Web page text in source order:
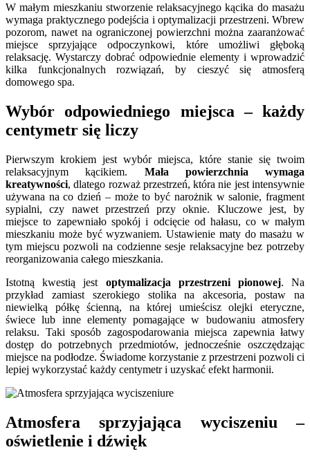
relaksacyjny
kącik
do
masażu
w
małym
mieszkaniu?
W małym mieszkaniu stworzenie relaksacyjnego kącika do masażu
wymaga praktycznego podejścia i optymalizacji przestrzeni. Wbrew
pozorom, nawet na ograniczonej powierzchni można zaaranżować
miejsce sprzyjające odpoczynkowi, które umożliwi głęboką
relaksację. Wystarczy dobrać odpowiednie elementy i wprowadzić
kilka funkcjonalnych rozwiązań, by cieszyć się atmosferą
domowego spa.
Wybór odpowiedniego miejsca – każdy
centymetr się liczy
Pierwszym krokiem jest wybór miejsca, które stanie się twoim
relaksacyjnym kącikiem. Mała powierzchnia wymaga
kreatywności, dlatego rozważ przestrzeń, która nie jest intensywnie
używana na co dzień – może to być narożnik w salonie, fragment
sypialni, czy nawet przestrzeń przy oknie. Kluczowe jest, by
miejsce to zapewniało spokój i odcięcie od hałasu, co w małym
mieszkaniu może być wyzwaniem. Ustawienie maty do masażu w
tym miejscu pozwoli na codzienne sesje relaksacyjne bez potrzeby
reorganizowania całego mieszkania.
Istotną kwestią jest optymalizacja przestrzeni pionowej. Na
przykład zamiast szerokiego stolika na akcesoria, postaw na
niewielką półkę ścienną, na której umieścisz olejki eteryczne,
świece lub inne elementy pomagające w budowaniu atmosfery
relaksu. Taki sposób zagospodarowania miejsca zapewnia łatwy
dostęp do potrzebnych przedmiotów, jednocześnie oszczędzając
miejsce na podłodze. Świadome korzystanie z przestrzeni pozwoli ci
lepiej wykorzystać każdy centymetr i uzyskać efekt harmonii.
re
Atmosfera sprzyjająca wyciszeniu –
oświetlenie i dźwięk